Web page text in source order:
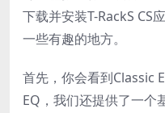
下载并安装T-RackS CS
一些有趣的地方。
首先，你会看到Classic
EQ，我们还提供了一个